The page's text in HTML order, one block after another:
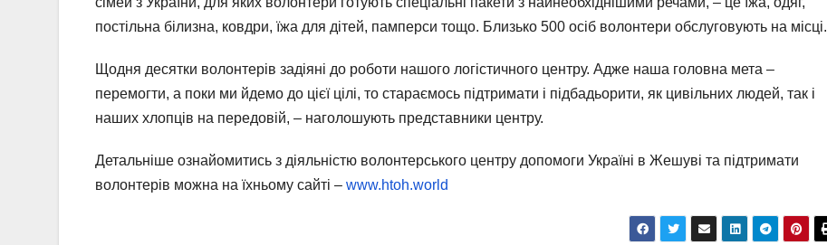
постільна білизна, ковдри, їжа для дітей, памперси тощо. Близько 500 осіб волонтери обслуговують на місці.
Щодня десятки волонтерів задіяні до роботи нашого логістичного центру. Адже наша головна мета –
перемогти, а поки ми йдемо до цієї цілі, то стараємось підтримати і підбадьорити, як цивільних людей, так і
наших хлопців на передовій, – наголошують представники центру.
Детальніше ознайомитись з діяльністю волонтерського центру допомоги Україні в Жешуві та підтримати
волонтерів можна на їхньому сайті – www.htoh.world